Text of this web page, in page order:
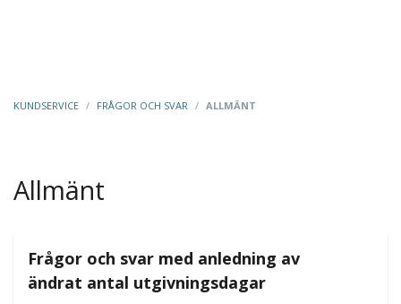
KUNDSERVICE / FRÅGOR OCH SVAR / ALLMÄNT
Allmänt
Frågor och svar med anledning av
ändrat antal utgivningsdagar